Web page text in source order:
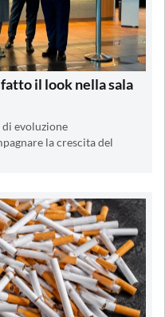
il look nella sala
evoluzione
la crescita del